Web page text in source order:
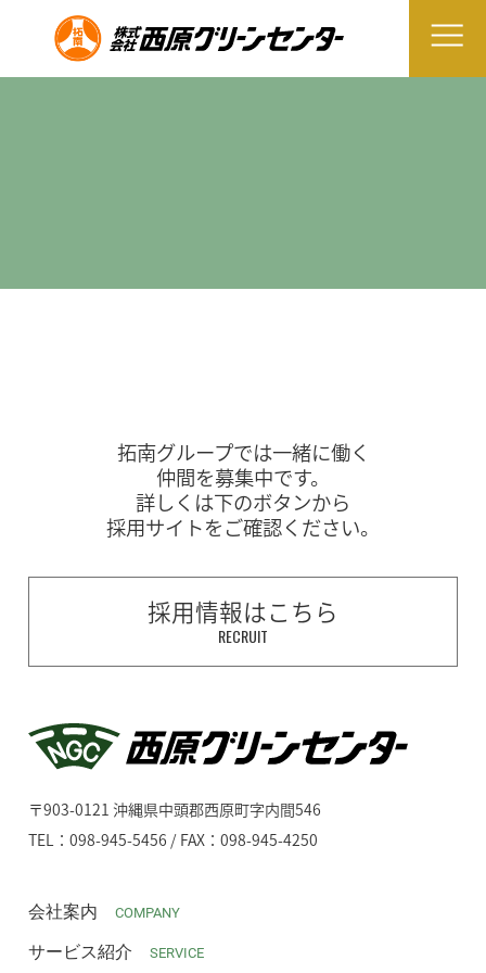
拓南グループでは一緒に働く
仲間を募集中です。
詳しくは下のボタンから
採用サイトをご確認ください。
採用情報はこちら
RECRUIT
〒903-0121 沖縄県中頭郡西原町字内間546
TEL：098-945-5456 / FAX：098-945-4250
会社案内 COMPANY
サービス紹介 SERVICE